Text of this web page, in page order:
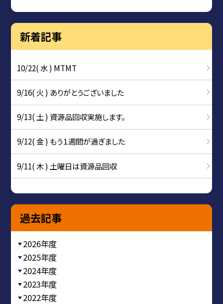
新着記事
10/22( 水 ) MTMT
9/16( 火 ) ありがとうございました
9/13( 土 ) 資源品回収実施します。
9/12( 金 ) もう１週間が過ぎました
9/11( 木 ) 土曜日は資源品回収
過去記事
2026年度
2025年度
2024年度
2023年度
2022年度